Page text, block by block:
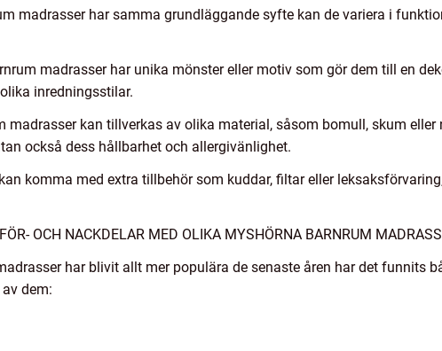
madrasser har samma grundläggande syfte kan de variera i
madrasser har unika mönster eller motiv som gör dem till en
inredningsstilar.
madrasser kan tillverkas av olika material, såsom bomull, skum eller
också dess hållbarhet och allergivänlighet.
komma med extra tillbehör som kuddar, filtar eller
OCH NACKDELAR MED OLIKA MYSHÖRNA BARNRUM MADRASS
har blivit allt mer populära de senaste åren har det funnits
dem: